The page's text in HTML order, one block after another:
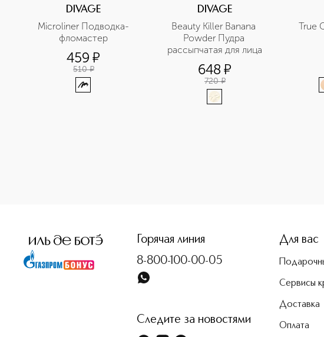
DIVAGE
Microliner Подводка-
фломастер
459 ¤
510 ¤
DIVAGE
Beauty Killer Banana
Powder Пудра
рассыпчатая для лица
648 ¤
720 ¤
True
Горячая линия
8-800-100-00-05
Следите за новостями
Для вас
Сервисы
Доставка
Оплата